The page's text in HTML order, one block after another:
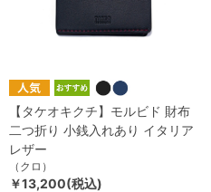
【タケオキクチ】モルビド 財布
二つ折り 小銭入れあり イタリア
レザー
（クロ）
￥13,200(税込)